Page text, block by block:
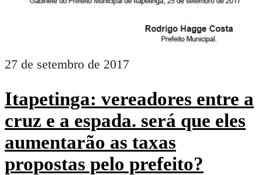
27 de setembro de 2017
Itapetinga: vereadores entre a
cruz e a espada. será que eles
aumentarão as taxas
propostas pelo prefeito?